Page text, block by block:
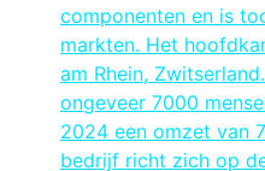
componenten en is
markten. Het
am Rhein,
ongeveer 7000
2024 een omzet van
bedrijf richt zich op